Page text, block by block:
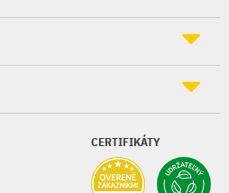
CERTIFIKÁTY